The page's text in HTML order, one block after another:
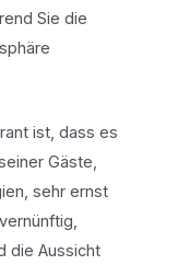
Sie die
ist, dass es
Gäste,
sehr ernst
die Aussicht